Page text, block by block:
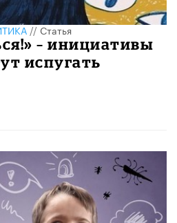
//Статья
– инициативы
испугать